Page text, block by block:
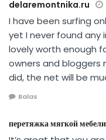
delaremontnika.ru
I have been surfing
yet I never found any
lovely worth enough
owners and
did, the net will be
Balas
перетяжка мягкой мебели